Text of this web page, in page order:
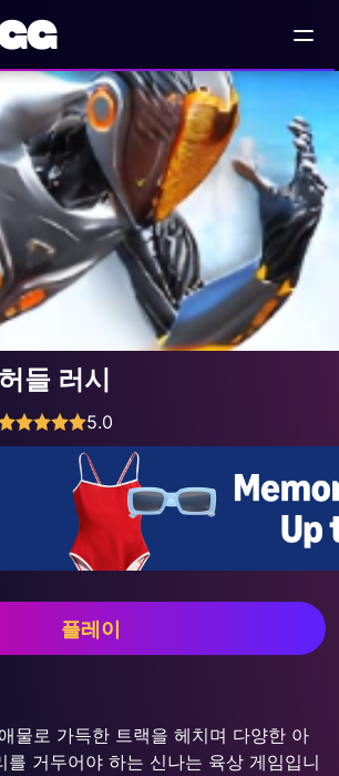
허들 러시
5.0
플레이
물로 가득한 트랙을 헤치며 다양한 아
를 거두어야 하는 신나는 육상 게임입니